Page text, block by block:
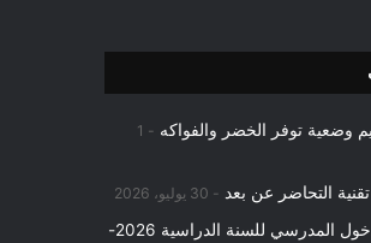
وضعية توفر الخضر والفواكه
1
التحاضر عن بعد 30 يوليو، 2026
بلاغ حول رزنامة الدخول المدرسي للسنة الدراسية 2026-